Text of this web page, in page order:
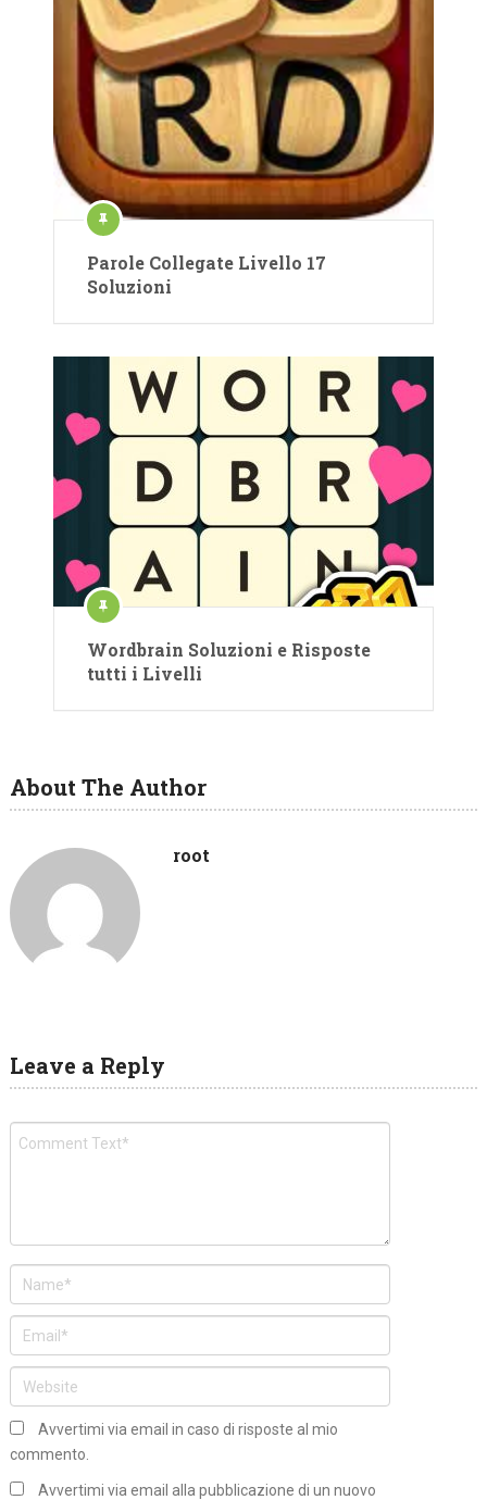
Parole Collegate Livello 17
Soluzioni
Wordbrain Soluzioni e Risposte
tutti i Livelli
About The Author
root
Leave a Reply
Avvertimi via email in caso di risposte al mio
commento.
Avvertimi via email alla pubblicazione di un nuovo